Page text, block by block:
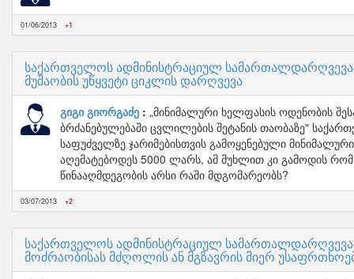
01/06/2013 +1
საქართველოს ადმინისტრაციულ
მუშაობის უწყვეტი ციკლის დარღვევა
გიგი გიორგაძე
„მინიმალური ხელფასის ოდენობის
ბრძანებულებაში ცვლილების შეტანის თაობაზე"
საფუძველზე ჯარიმებისთვის გამოყენებული
აღემატებოდეს 5000 ლარს, ამ მუხლით კი გამოდის რომ
წინააღმდეგობის არსი რაში მდგომარეობს?
03/07/2013 +2
საქართველოს ადმინისტრაციულ
მოძრაობისას მძღოლის ან მგზავრის მიერ